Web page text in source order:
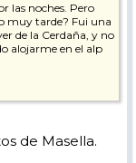
las noches. Pero
muy tarde? Fui una
de la Cerdaña, y no
alojarme en el alp
de Masella.